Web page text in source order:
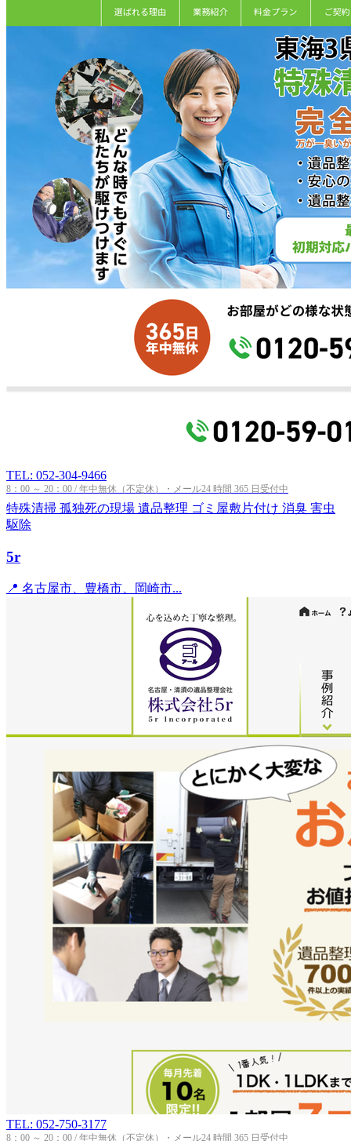
TEL: 052-304-9466
8：00 ～ 20：00 / 年中無休（不定休）・メール24 時間 365 日受付中
特殊清掃 孤独死の現場 遺品整理 ゴミ屋敷片付け 消臭 害虫
駆除
5r
📍 名古屋市、豊橋市、岡崎市...
TEL: 052-750-3177
8：00 ～ 20：00 / 年中無休（不定休）・メール24 時間 365 日受付中